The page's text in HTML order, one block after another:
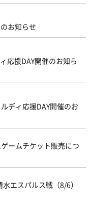
お知らせ
応援DAY開催のお知ら
ディ応援DAY開催のお
ームチケット販売につ
エスパルス戦（8/6）